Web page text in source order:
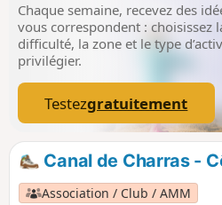
Chaque semaine, recevez des
vous correspondent : choisissez
difficulté, la zone et le type
privilégier.
Testezgratuitement
Canal de Charras -
Association / Club / AMM